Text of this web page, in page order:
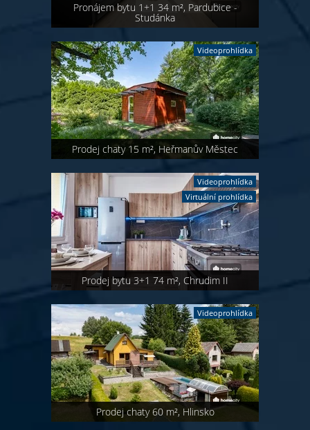
Pronájem bytu 1+1 34 m², Pardubice -
Studánka
Prodej chaty 15 m², Heřmanův Městec
Videoprohlídka
Prodej bytu 3+1 74 m², Chrudim II
Videoprohlídka
Virtuální prohlídka
Prodej chaty 60 m², Hlinsko
Videoprohlídka